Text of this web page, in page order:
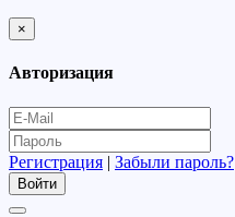
×
Авторизация
Регистрация | Забыли пароль?